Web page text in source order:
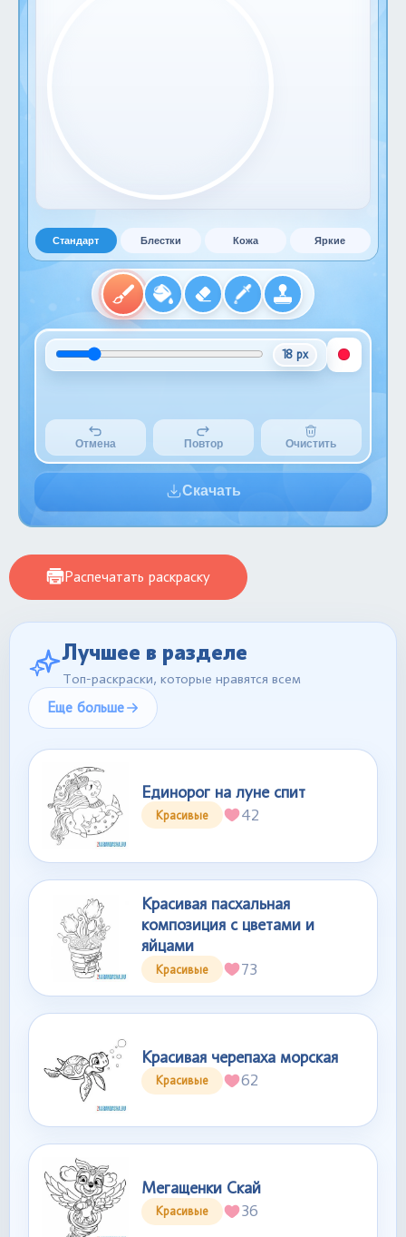
Стандарт Блестки Кожа Яркие
18 px
Отмена Повтор Очистить
Скачать
Распечатать раскраску
Лучшее в разделе
Топ-раскраски, которые нравятся всем
Еще больше
Единорог на луне спит
Красивые 42
Красивая пасхальная
композиция с цветами и
яйцами
Красивые 73
Красивая черепаха морская
Красивые 62
Мегащенки Скай
Красивые 36